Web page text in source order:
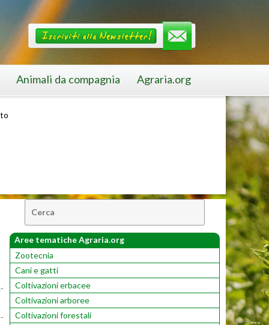
Animali da compagnia Agraria.org
Aree tematiche Agraria.org
Zootecnia
Cani e gatti
Coltivazioni erbacee
Coltivazioni arboree
Coltivazioni forestali